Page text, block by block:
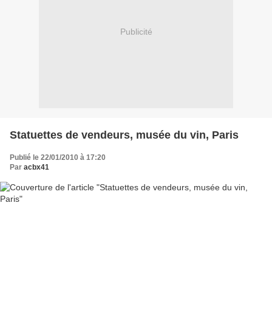
Publicité
Statuettes de vendeurs, musée du vin, Paris
Publié le 22/01/2010 à 17:20
Par acbx41